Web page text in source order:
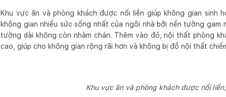
Khu vực ăn và phòng khách được nối liền giúp không gian sinh
không gian nhiều sức sống nhất của ngôi nhà bởi nền tường
tường dài không còn nhàm chán. Thêm vào đó, nội thất phòng
cao, giúp cho không gian rộng rãi hơn và không bị đồ nội thất
Khu vực ăn và phòng khách được nối